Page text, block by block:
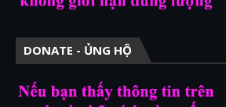
DONATE - ỦNG HỘ